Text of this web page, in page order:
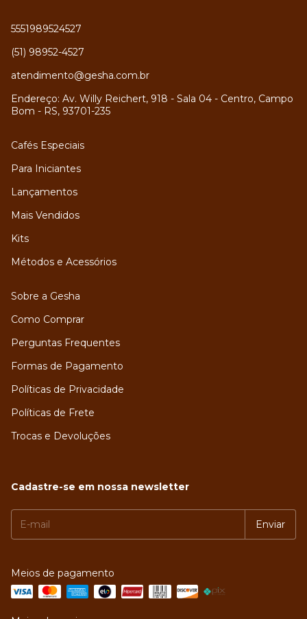
5551989524527
(51) 98952-4527
atendimento@gesha.com.br
Endereço: Av. Willy Reichert, 918 - Sala 04 - Centro, Campo
Bom - RS, 93701-235
Cafés Especiais
Para Iniciantes
Lançamentos
Mais Vendidos
Kits
Métodos e Acessórios
Sobre a Gesha
Como Comprar
Perguntas Frequentes
Formas de Pagamento
Políticas de Privacidade
Políticas de Frete
Trocas e Devoluções
Cadastre-se em nossa newsletter
Meios de pagamento